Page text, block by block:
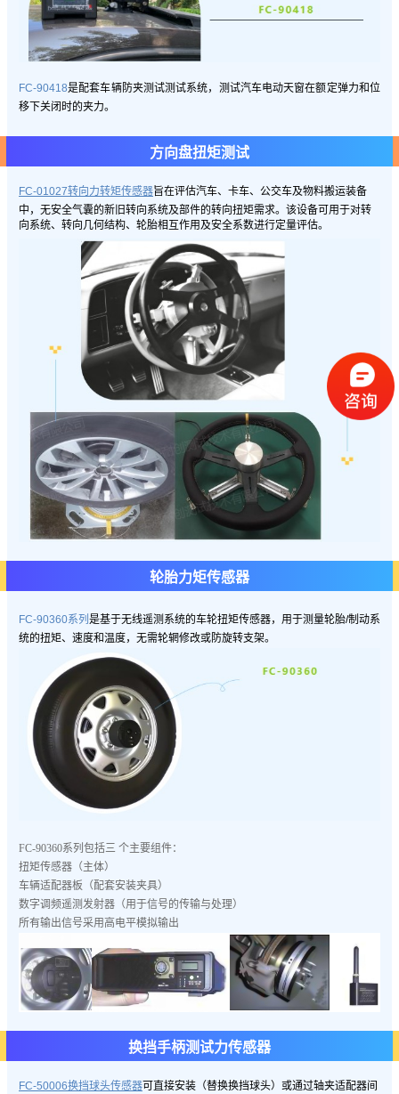
FC-90418是配套车辆防夹测试测试系统，测试汽车电动天窗在额定弹力和位
移下关闭时的夹力。
方向盘扭矩测试
FC-01027转向力转矩传感器旨在评估汽车、卡车、公交车及物料搬运装备
中，无安全气囊的新旧转向系统及部件的转向扭矩需求。该设备可用于对转
向系统、转向几何结构、轮胎相互作用及安全系数进行定量评估。
轮胎力矩传感器
FC-90360系列 是基于无线遥测系统的车轮扭矩传感器，用于测量轮胎/制动系
统的扭矩、速度和温度，无需轮辋修改或防旋转支架。
FC-90360系列包括三 个主要组件：
扭矩传感器（主体）
车辆适配器板（配套安装夹具）
数字调频遥测发射器（用于信号的传输与处理）
所有输出信号采用高电平模拟输出
换挡手柄测试力传感器
FC-50006换挡球头传感器可直接安装（替换换挡球头）或通过轴夹适配器间